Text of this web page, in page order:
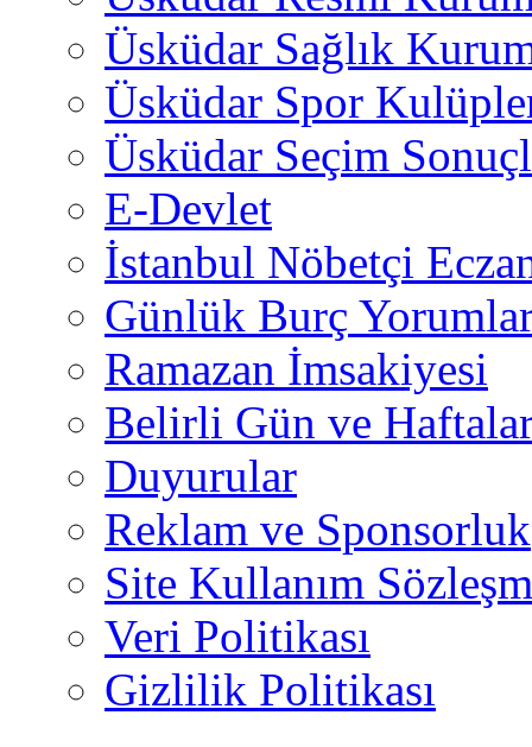
Üsküdar Sağlık
Üsküdar Spor
Üsküdar Seçim
E-Devlet
İstanbul Nöbetçi
Günlük Burç
Ramazan İmsakiyesi
Belirli Gün ve
Duyurular
Reklam ve Sponsorluk
Site Kullanım
Veri Politikası
Gizlilik Politikası